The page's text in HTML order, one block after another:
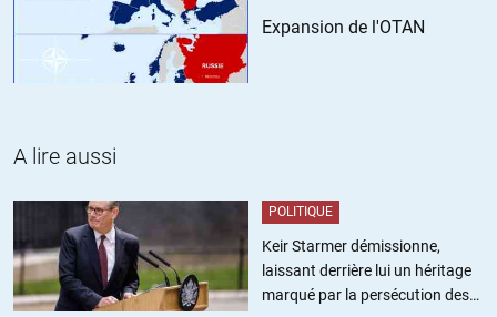
Expansion de l'OTAN
A lire aussi
POLITIQUE
Keir Starmer démissionne,
laissant derrière lui un héritage
marqué par la persécution des